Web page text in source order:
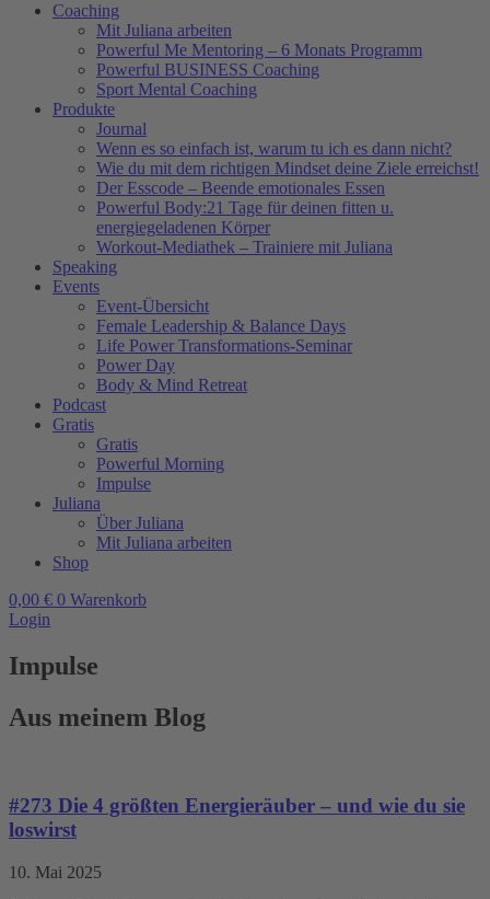
Coaching
Mit Juliana arbeiten
Powerful Me Mentoring – 6 Monats Programm
Powerful BUSINESS Coaching
Sport Mental Coaching
Produkte
Journal
Wenn es so einfach ist, warum tu ich es dann nicht?
Wie du mit dem richtigen Mindset deine Ziele erreichst!
Der Esscode – Beende emotionales Essen
Powerful Body:21 Tage für deinen fitten u.
energiegeladenen Körper
Workout-Mediathek – Trainiere mit Juliana
Speaking
Events
Event-Übersicht
Female Leadership & Balance Days
Life Power Transformations-Seminar
Power Day
Body & Mind Retreat
Podcast
Gratis
Gratis
Powerful Morning
Impulse
Juliana
Über Juliana
Mit Juliana arbeiten
Shop
0,00 € 0 Warenkorb
Login
Impulse
Aus meinem Blog
#273 Die 4 größten Energieräuber – und wie du sie
loswirst
10. Mai 2025